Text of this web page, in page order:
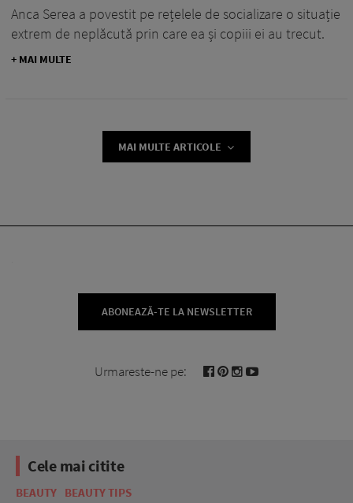
Anca Serea a povestit pe rețelele de socializare o situație
extrem de neplăcută prin care ea și copiii ei au trecut.
+ MAI MULTE
MAI MULTE ARTICOLE
ABONEAZĂ-TE LA NEWSLETTER
Urmareste-ne pe:
Cele mai citite
BEAUTY BEAUTY TIPS